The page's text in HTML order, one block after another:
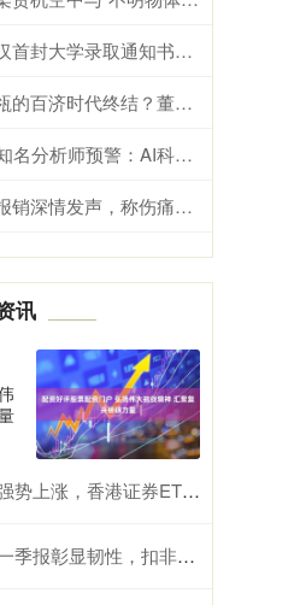
股票杠杆配资平台 拿到武汉首封大学录取通知书，“淡定学霸姐”现场支招：上课别睡觉，多听听课，多做做作业
在线股票配资门户网站 高瓴的百济时代终结？董事席位易主，资本与创新药告别
线下配资公司 98年重现？知名分析师预警：AI科技浪潮中场已过，下半场往往是高度共识下的精彩和动荡，“讲故事”主导市值膨胀
配资入门炒股 亚马尔赛季报销深情发声，称伤痛难表安慰巴萨球迷
讯
证券ETF易方达（512570）等产品助力布局板块龙头
非归母净利润达历史同期最好水平